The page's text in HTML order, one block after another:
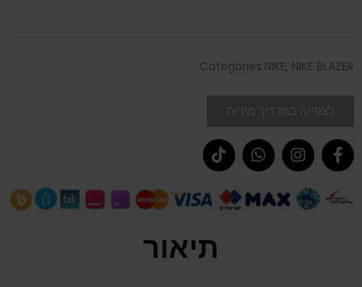
Categories NIKE, NIKE BLAZER
תיאור